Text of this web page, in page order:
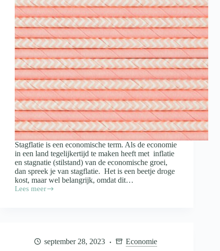
Stagflatie is een economische term. Als de economie
in een land tegelijkertijd te maken heeft met inflatie
en stagnatie (stilstand) van de economische groei,
dan spreek je van stagflatie. Het is een beetje droge
kost, maar wel belangrijk, omdat dit…
Lees meer
Wat
september 28, 2023 Economie